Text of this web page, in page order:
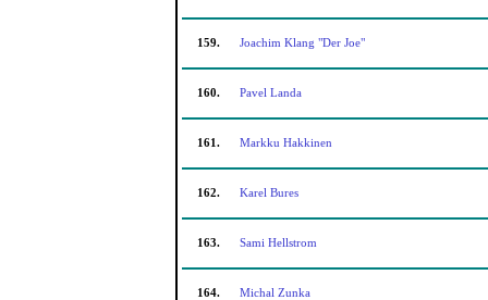
159. Joachim Klang "Der Joe"
160. Pavel Landa
161. Markku Hakkinen
162. Karel Bures
163. Sami Hellstrom
164. Michal Zunka